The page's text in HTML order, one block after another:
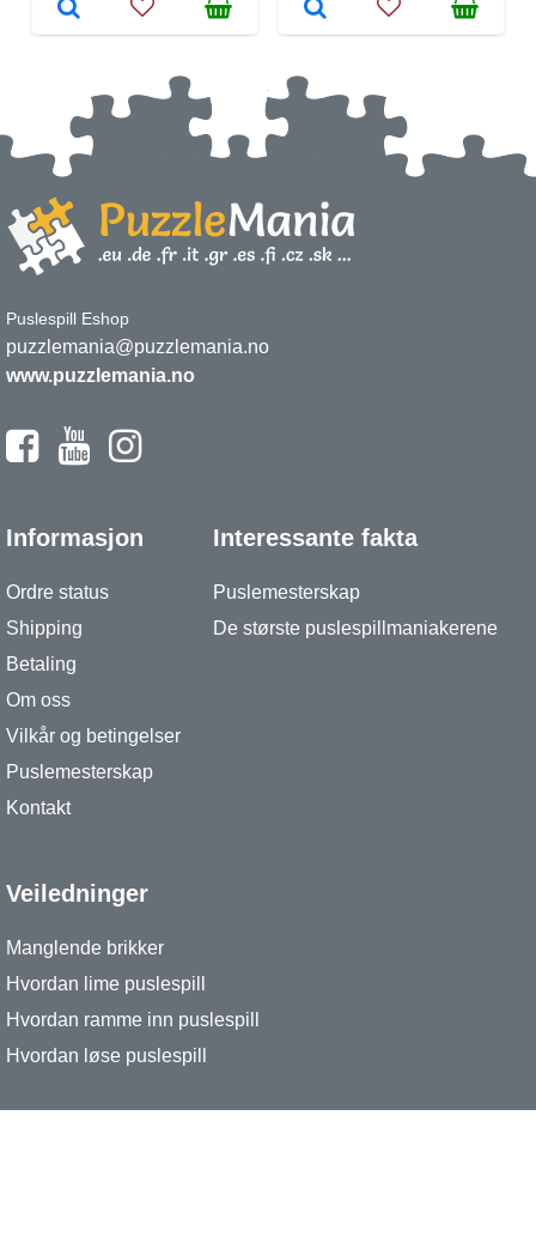
Puslespill Eshop
puzzlemania@puzzlemania.no
www.puzzlemania.no
Informasjon
Ordre status
Shipping
Betaling
Om oss
Vilkår og betingelser
Puslemesterskap
Kontakt
Interessante fakta
Puslemesterskap
De største puslespillmaniakerene
Veiledninger
Manglende brikker
Hvordan lime puslespill
Hvordan ramme inn puslespill
Hvordan løse puslespill